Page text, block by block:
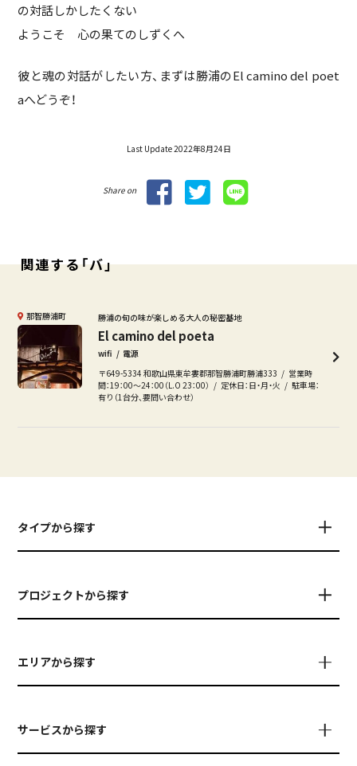
の対話しかしたくない
ようこそ 心の果てのしずくへ
彼と魂の対話がしたい方、まずは勝浦のEl camino del poet
aへどうぞ！
Last Update 2022年8月24日
Share on
関連する「バ」
那智勝浦町 勝浦の旬の味が楽しめる大人の秘密基地
El camino del poeta
wifi
電源
〒649-5334 和歌山県東牟婁郡那智勝浦町勝浦333
営業時
間：19：00～24：00（L.O 23：00）
定休日：日・月・火
駐車場：
有り（1台分、要問い合わせ）
タイプから探す
プロジェクトから探す
エリアから探す
サービスから探す